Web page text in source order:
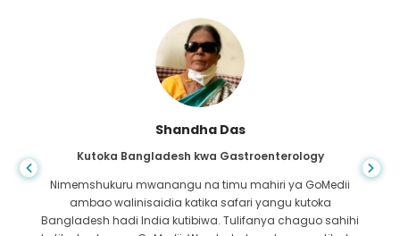
Shandha Das
Kutoka Bangladesh kwa Gastroenterology
Nimemshukuru mwanangu na timu mahiri ya GoMedii
ambao walinisaidia katika safari yangu kutoka
Bangladesh hadi India kutibiwa. Tulifanya chaguo sahihi